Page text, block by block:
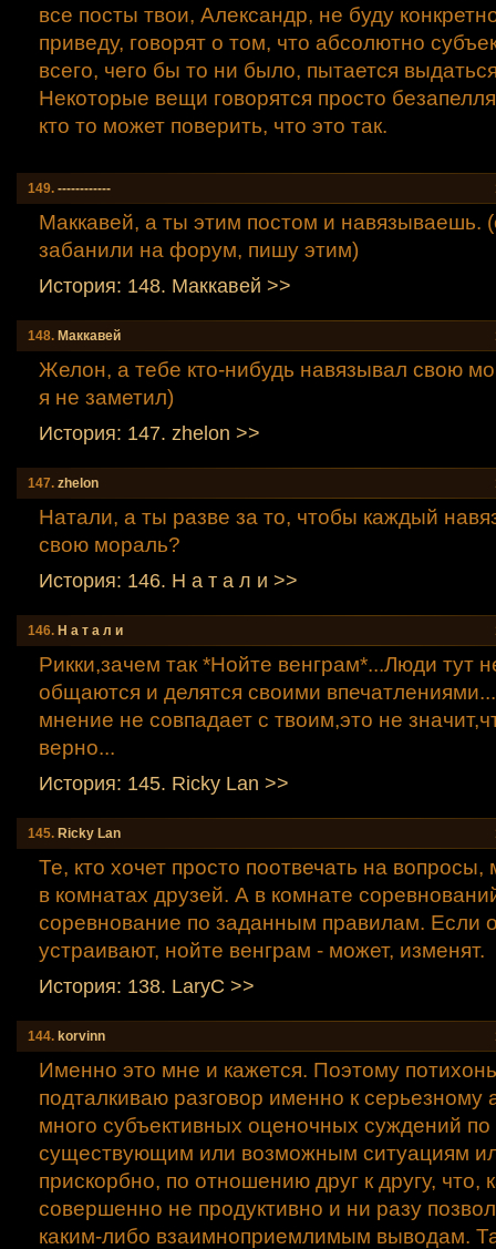
все посты твои, Александр, не буду
приведу, говорят о том, что абсолютно
всего, чего бы то ни было, пытается
Некоторые вещи говорятся просто
кто то может поверить, что это так.
149. ------------
Маккавей, а ты этим постом и навязываешь.
забанили на форум, пишу этим)
История: 148. Маккавей >>
148. Маккавей
Желон, а тебе кто-нибудь навязывал свою
я не заметил)
История: 147. zhelon >>
147. zhelon
Натали, а ты разве за то, чтобы каждый
свою мораль?
История: 146. Н а т а л и >>
146. Н а т а л и
Рикки,зачем так *Нойте венграм*...Люди тут
общаются и делятся своими
мнение не совпадает с твоим,это не
верно...
История: 145. Ricky Lаn >>
145. Ricky Lаn
Те, кто хочет просто поотвечать на вопросы,
в комнатах друзей. А в комнате
соревнование по заданным правилам. Если
устраивают, нойте венграм - может, изменят.
История: 138. LaryC >>
144. korvinn
Именно это мне и кажется. Поэтому
подталкиваю разговор именно к серьезному
много субъективных оценочных суждений
существующим или возможным ситуациям
прискорбно, по отношению друг к другу, что,
совершенно не продуктивно и ни разу
каким-либо взаимноприемлимым выводам.